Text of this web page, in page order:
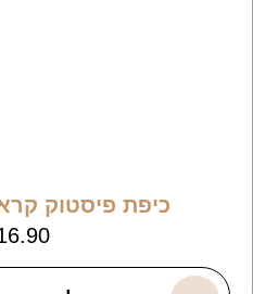
כיפת פיסטוק